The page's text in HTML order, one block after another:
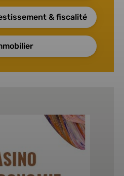
& fiscalité